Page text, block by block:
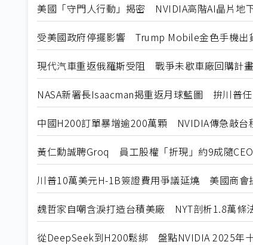
美國「守門人行動」揭密 NVIDIA高階AI晶片地
受美國政府停擺影響 Trump Mobile金色手機出
現代汽車重返俄羅斯受阻 戰爭未歇車廠回購計
NASA新署長Isaacman揭重返月球藍圖 拚川普任
中國H200訂單暴增逾200萬顆 NVIDIA傳急敲台
黃仁勳誠聘Groq 員工股權「折現」約9成隨
川普10萬美元H-1B簽證費用爭議延燒 美國商會
魏哲家自嘲含淚打造台積美廠 NYT剖析1.8萬條
從DeepSeek到H200鬆綁 盤點NVIDIA 2025年